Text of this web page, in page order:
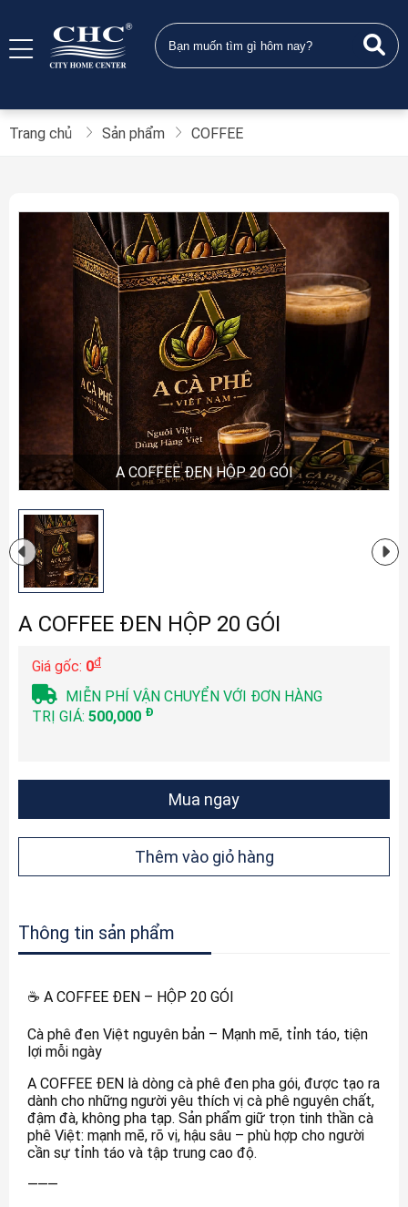
Trang chủ Sản phẩm COFFEE
A COFFEE ĐEN HỘP 20 GÓI
A COFFEE ĐEN HỘP 20 GÓI
Giá gốc: 0đ
MIỄN PHÍ VẬN CHUYỂN VỚI ĐƠN HÀNG
TRỊ GIÁ: 500,000 Đ
Mua ngay
Thêm vào giỏ hàng
Thông tin sản phẩm
☕ A COFFEE ĐEN – HỘP 20 GÓI
Cà phê đen Việt nguyên bản – Mạnh mẽ, tỉnh táo, tiện
lợi mỗi ngày
A COFFEE ĐEN là dòng cà phê đen pha gói, được tạo ra
dành cho những người yêu thích vị cà phê nguyên chất,
đậm đà, không pha tạp. Sản phẩm giữ trọn tinh thần cà
phê Việt: mạnh mẽ, rõ vị, hậu sâu – phù hợp cho người
cần sự tỉnh táo và tập trung cao độ.
⸻